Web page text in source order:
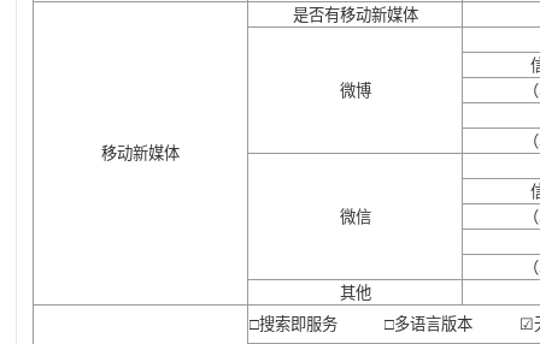
移动新媒体
是否有移动新媒体
微博
微信
其他
□搜索即服务 □多语言版本 ☑